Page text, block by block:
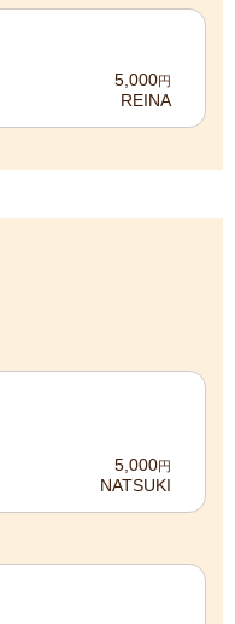
5,000円
REINA
5,000円
NATSUKI